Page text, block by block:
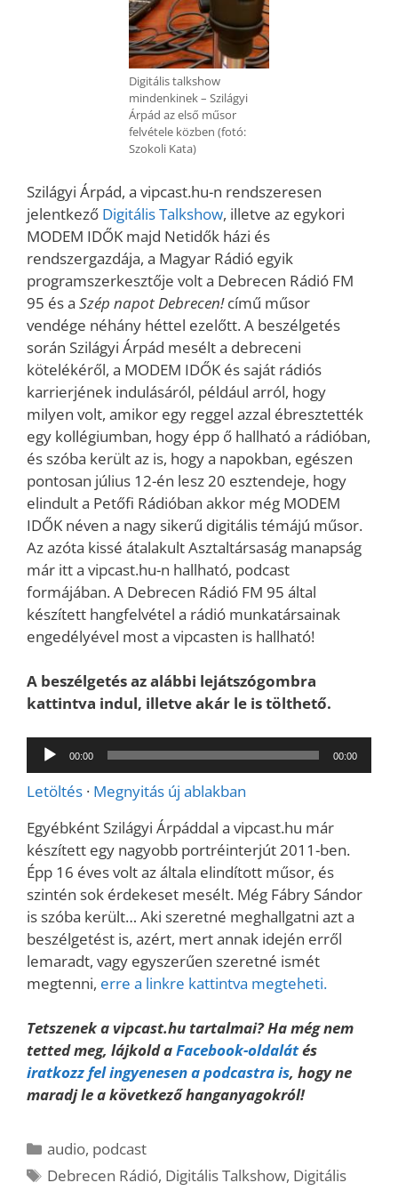
Digitális talkshow
mindenkinek – Szilágyi
Árpád az első műsor
felvétele közben (fotó:
Szokoli Kata)
Szilágyi Árpád, a vipcast.hu-n rendszeresen
jelentkező Digitális Talkshow, illetve az egykori
MODEM IDŐK majd Netidők házi és
rendszergazdája, a Magyar Rádió egyik
programszerkesztője volt a Debrecen Rádió FM
95 és a Szép napot Debrecen!című műsor
vendége néhány héttel ezelőtt. A beszélgetés
során Szilágyi Árpád mesélt a debreceni
kötelékéről, a MODEM IDŐK és saját rádiós
karrierjének indulásáról, például arról, hogy
milyen volt, amikor egy reggel azzal ébresztették
egy kollégiumban, hogy épp ő hallható a rádióban,
és szóba került az is, hogy a napokban, egészen
pontosan július 12-én lesz 20 esztendeje, hogy
elindult a Petőfi Rádióban akkor még MODEM
IDŐK néven a nagy sikerű digitális témájú műsor.
Az azóta kissé átalakult Asztaltársaság manapság
már itt a vipcast.hu-n hallható, podcast
formájában. A Debrecen Rádió FM 95 által
készített hangfelvétel a rádió munkatársainak
engedélyével most a vipcasten is hallható!
A beszélgetés az alábbi lejátszógombra
kattintva indul, illetve akár le is tölthető.
Audió
lejátszó
00:00 00:00
Letöltés · Megnyitás új ablakban
Egyébként Szilágyi Árpáddal a vipcast.hu már
készített egy nagyobb portréinterjút 2011-ben.
Épp 16 éves volt az általa elindított műsor, és
szintén sok érdekeset mesélt. Még Fábry Sándor
is szóba került… Aki szeretné meghallgatni azt a
beszélgetést is, azért, mert annak idején erről
lemaradt, vagy egyszerűen szeretné ismét
megtenni, erre a linkre kattintva megteheti.
Tetszenek a vipcast.hu tartalmai? Ha még nem
tetted meg, lájkold aFacebook-oldalátés
iratkozz fel ingyenesen a podcastra is, hogy ne
maradj le a következő hanganyagokról!
Kategória
audio, podcast
Címkék
Debrecen Rádió, Digitális Talkshow, Digitális